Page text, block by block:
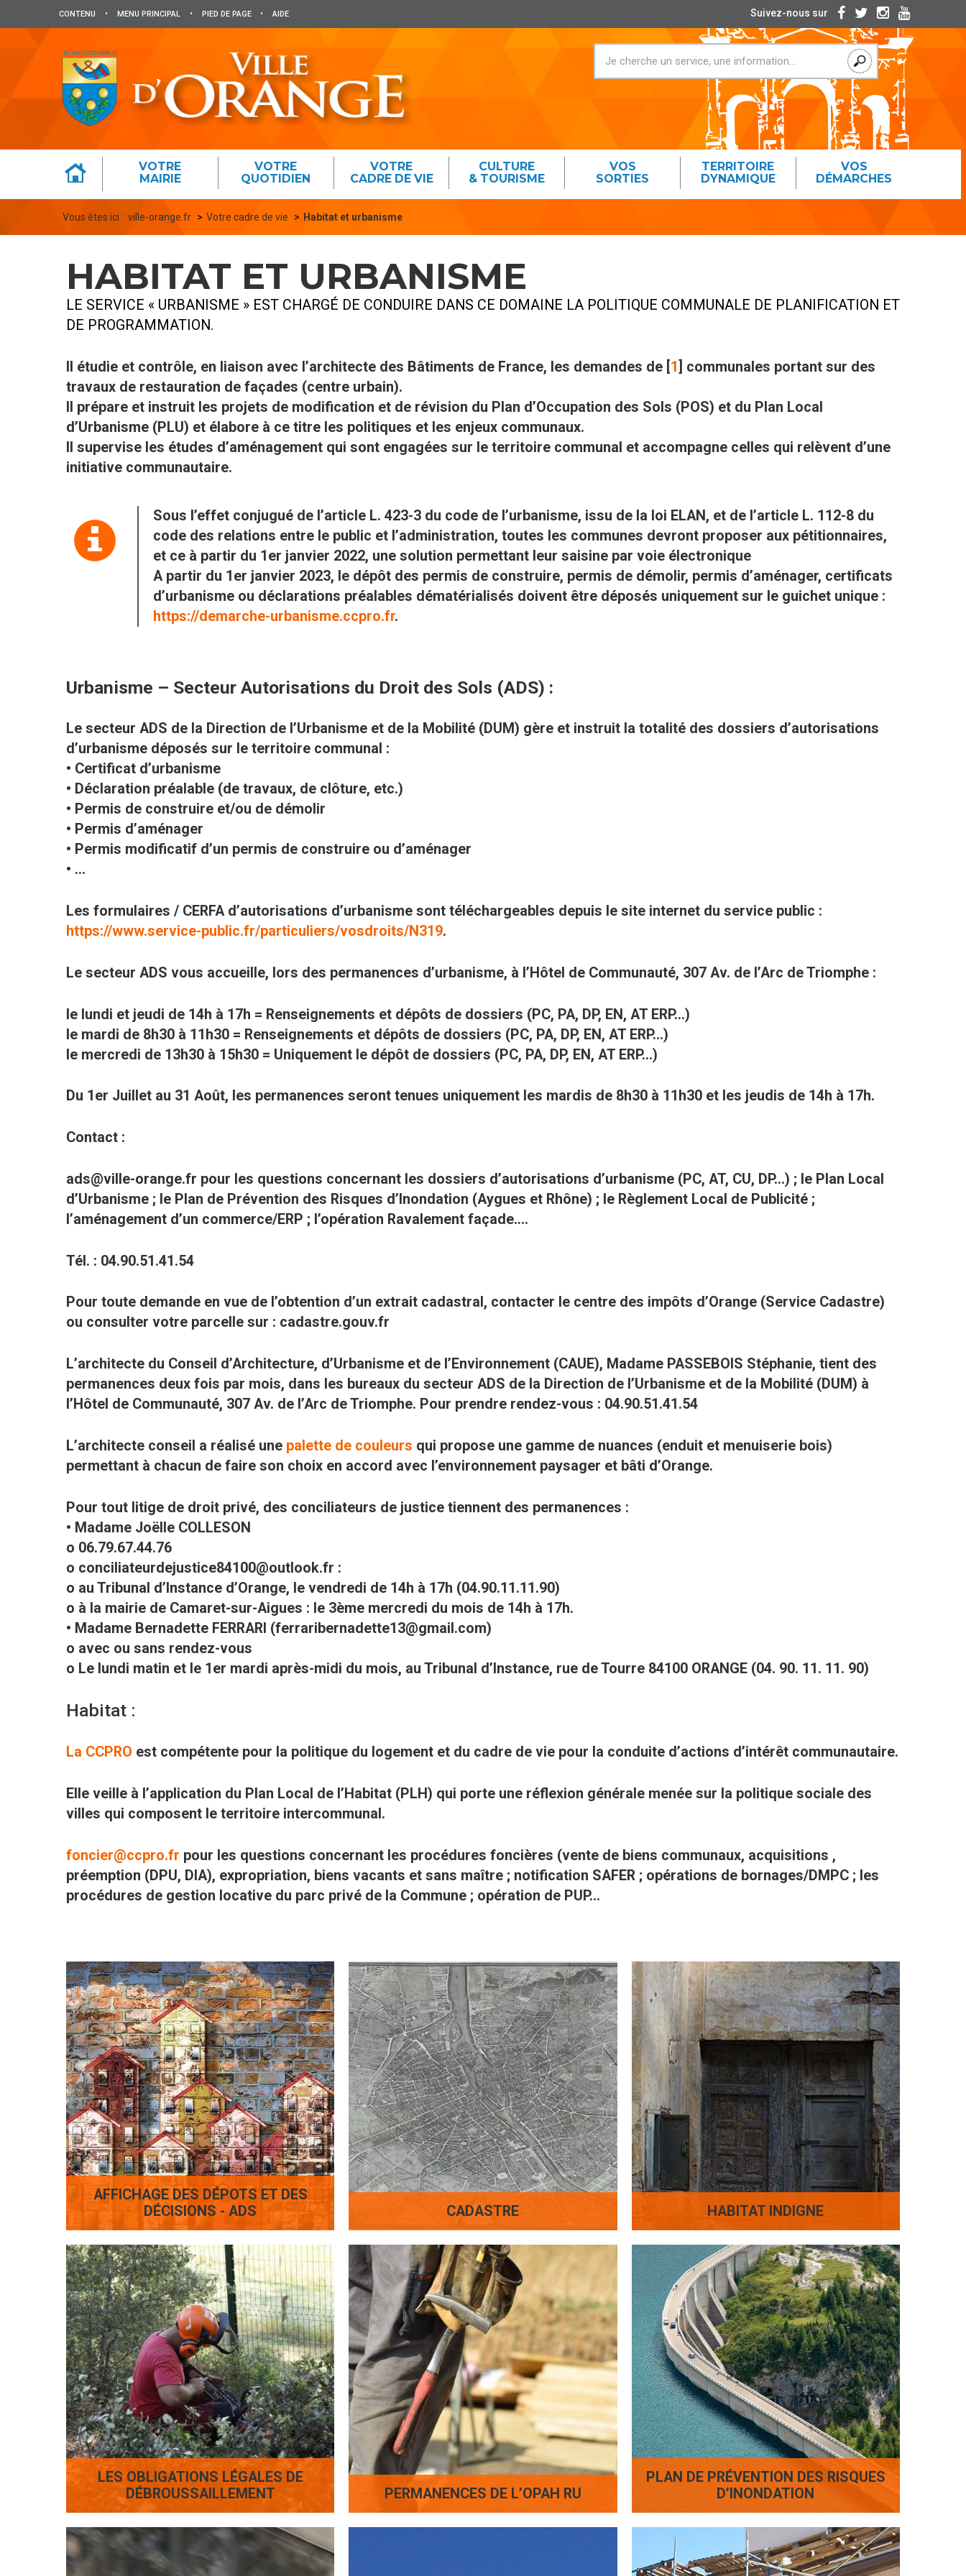
CONTENU • MENU PRINCIPAL • PIED DE PAGE • AIDE
VOTRE
MAIRIE
VOTRE
QUOTIDIEN
VOTRE
CADRE DE VIE
CULTURE
& TOURISME
VOS
SORTIES
TERRITOIRE
DYNAMIQUE
VOS
DÉMARCHES
Suivez-nous sur
Vous êtes ici : ville-orange.fr Votre cadre de vie Habitat et urbanisme
HABITAT ET URBANISME
LE SERVICE « URBANISME » EST CHARGÉ DE CONDUIRE DANS CE DOMAINE LA POLITIQUE COMMUNALE DE PLANIFICATION ET
DE PROGRAMMATION.
Il étudie et contrôle, en liaison avec l’architecte des Bâtiments de France, les demandes de[1] communales portant sur des
travaux de restauration de façades (centre urbain).
Il prépare et instruit les projets de modification et de révision du Plan d’Occupation des Sols (POS) et du Plan Local
d’Urbanisme (PLU) et élabore à ce titre les politiques et les enjeux communaux.
Il supervise les études d’aménagement qui sont engagées sur le territoire communal et accompagne celles qui relèvent d’une
initiative communautaire.
Sous l’effet conjugué de l’article L. 423-3 du code de l’urbanisme, issu de la loi ELAN, et de l’article L. 112-8 du
code des relations entre le public et l’administration, toutes les communes devront proposer aux pétitionnaires,
et ce à partir du 1er janvier 2022, une solution permettant leur saisine par voie électronique
A partir du 1er janvier 2023, le dépôt des permis de construire, permis de démolir, permis d’aménager, certificats
d’urbanisme ou déclarations préalables dématérialisés doivent être déposés uniquement sur le guichet unique :
https://demarche-urbanisme.ccpro.fr.
Urbanisme – Secteur Autorisations du Droit des Sols (ADS) :
Le secteur ADS de la Direction de l’Urbanisme et de la Mobilité (DUM) gère et instruit la totalité des dossiers d’autorisations
d’urbanisme déposés sur le territoire communal :
• Certificat d’urbanisme
• Déclaration préalable (de travaux, de clôture, etc.)
• Permis de construire et/ou de démolir
• Permis d’aménager
• Permis modificatif d’un permis de construire ou d’aménager
• …
Les formulaires / CERFA d’autorisations d’urbanisme sont téléchargeables depuis le site internet du service public :
https://www.service-public.fr/particuliers/vosdroits/N319.
Le secteur ADS vous accueille, lors des permanences d’urbanisme, à l’Hôtel de Communauté, 307 Av. de l’Arc de Triomphe :
le lundi et jeudi de 14h à 17h = Renseignements et dépôts de dossiers (PC, PA, DP, EN, AT ERP...)
le mardi de 8h30 à 11h30 = Renseignements et dépôts de dossiers (PC, PA, DP, EN, AT ERP...)
le mercredi de 13h30 à 15h30 = Uniquement le dépôt de dossiers (PC, PA, DP, EN, AT ERP...)
Du 1er Juillet au 31 Août, les permanences seront tenues uniquement les mardis de 8h30 à 11h30 et les jeudis de 14h à 17h.
Contact :
ads@ville-orange.fr pour les questions concernant les dossiers d’autorisations d’urbanisme (PC, AT, CU, DP…) ; le Plan Local
d’Urbanisme ; le Plan de Prévention des Risques d’Inondation (Aygues et Rhône) ; le Règlement Local de Publicité ;
l’aménagement d’un commerce/ERP ; l’opération Ravalement façade….
Tél. : 04.90.51.41.54
Pour toute demande en vue de l’obtention d’un extrait cadastral, contacter le centre des impôts d’Orange (Service Cadastre)
ou consulter votre parcelle sur : cadastre.gouv.fr
L’architecte du Conseil d’Architecture, d’Urbanisme et de l’Environnement (CAUE), Madame PASSEBOIS Stéphanie, tient des
permanences deux fois par mois, dans les bureaux du secteur ADS de la Direction de l’Urbanisme et de la Mobilité (DUM) à
l’Hôtel de Communauté, 307 Av. de l’Arc de Triomphe. Pour prendre rendez-vous : 04.90.51.41.54
L’architecte conseil a réalisé une palette de couleurs qui propose une gamme de nuances (enduit et menuiserie bois)
permettant à chacun de faire son choix en accord avec l’environnement paysager et bâti d’Orange.
Pour tout litige de droit privé, des conciliateurs de justice tiennent des permanences :
• Madame Joëlle COLLESON
o 06.79.67.44.76
o conciliateurdejustice84100@outlook.fr :
o au Tribunal d’Instance d’Orange, le vendredi de 14h à 17h (04.90.11.11.90)
o à la mairie de Camaret-sur-Aigues : le 3ème mercredi du mois de 14h à 17h.
• Madame Bernadette FERRARI (ferraribernadette13@gmail.com)
o avec ou sans rendez-vous
o Le lundi matin et le 1er mardi après-midi du mois, au Tribunal d’Instance, rue de Tourre 84100 ORANGE (04. 90. 11. 11. 90)
Habitat :
La CCPRO est compétente pour la politique du logement et du cadre de vie pour la conduite d’actions d’intérêt communautaire.
Elle veille à l’application du Plan Local de l’Habitat (PLH) qui porte une réflexion générale menée sur la politique sociale des
villes qui composent le territoire intercommunal.
foncier@ccpro.fr pour les questions concernant les procédures foncières (vente de biens communaux, acquisitions ,
préemption (DPU, DIA), expropriation, biens vacants et sans maître ; notification SAFER ; opérations de bornages/DMPC ; les
procédures de gestion locative du parc privé de la Commune ; opération de PUP…
AFFICHAGE DES DÉPOTS ET DES
DÉCISIONS - ADS
CADASTRE HABITAT INDIGNE
LES OBLIGATIONS LÉGALES DE
DÉBROUSSAILLEMENT
PERMANENCES DE L’OPAH RU
PLAN DE PRÉVENTION DES RISQUES
D’INONDATION